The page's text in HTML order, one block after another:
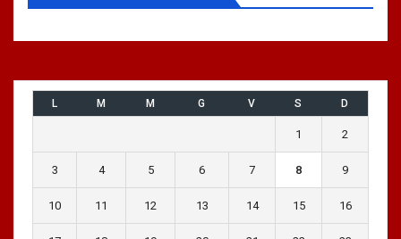
L M M G V S D
1 2
3 4 5 6 7 8 9
10 11 12 13 14 15 16